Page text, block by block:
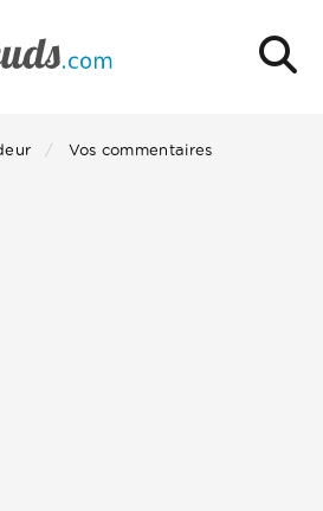
Vos commentaires